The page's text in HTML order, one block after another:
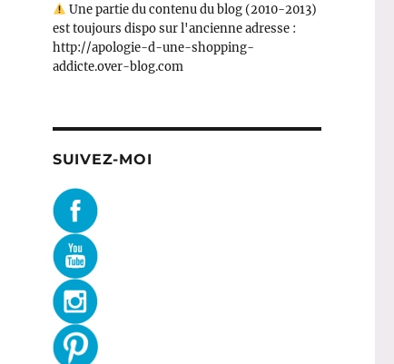
Une partie du contenu du blog (2010-2013)
est toujours dispo sur l'ancienne adresse :
http://apologie-d-une-shopping-
addicte.over-blog.com
SUIVEZ-MOI